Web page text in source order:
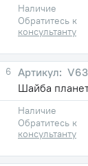
Наличие
Обратитесь к
консультанту
6
Шайба
Наличие
Обратитесь к
консультанту